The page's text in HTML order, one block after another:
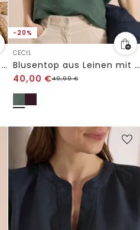
Blusentop aus Leinen mit Knopfdetails
-20%
CECIL
Blusentop aus Leinen mit Knopfdetails
40,00 €49,99€